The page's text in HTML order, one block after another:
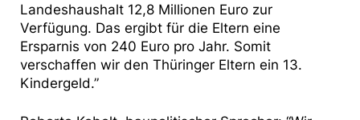
Landeshaushalt 12,8 Millionen Euro zur
Verfügung. Das ergibt für die Eltern eine
Ersparnis von 240 Euro pro Jahr. Somit
verschaffen wir den Thüringer Eltern ein 13.
Kindergeld.”